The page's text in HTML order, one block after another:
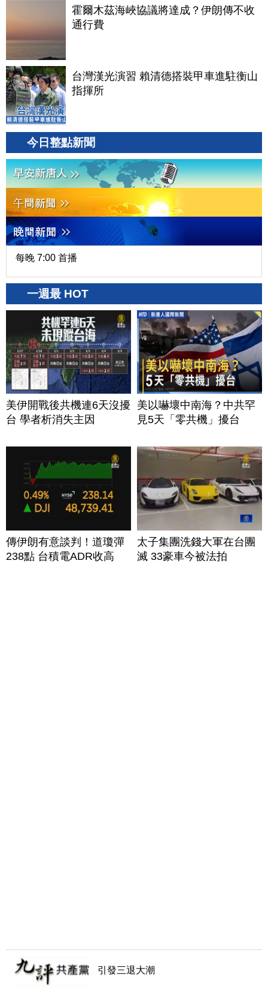
霍爾木茲海峽協議將達成？伊朗傳不收
通行費
台灣漢光演習 賴清德搭裝甲車進駐衡山
指揮所
今日整點新聞
每晚 7:00 首播
一週最 HOT
美伊開戰後共機連6天沒擾
台 學者析消失主因
美以嚇壞中南海？中共罕
見5天「零共機」擾台
傳伊朗有意談判！道瓊彈
238點 台積電ADR收高
太子集團洗錢大軍在台團
滅 33豪車今被法拍
引發三退大潮